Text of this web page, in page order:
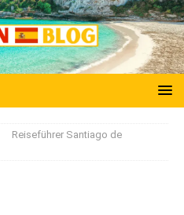
Reiseführer Santiago de